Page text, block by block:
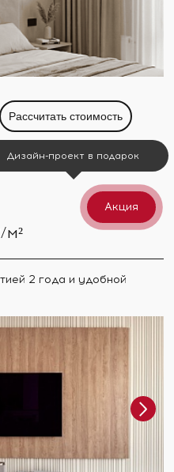
Рассчитать стоимость
2 года и удобной
Акция
Дизайн-проект в подарок